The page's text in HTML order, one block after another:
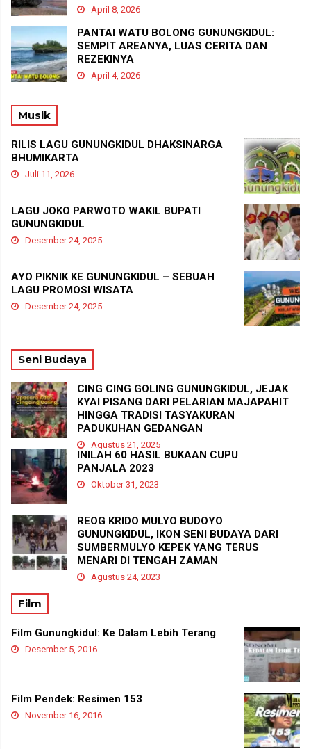
April 8, 2026
PANTAI WATU BOLONG GUNUNGKIDUL:
SEMPIT AREANYA, LUAS CERITA DAN
REZEKINYA
April 4, 2026
Musik
RILIS LAGU GUNUNGKIDUL DHAKSINARGA
BHUMIKARTA
Juli 11, 2026
LAGU JOKO PARWOTO WAKIL BUPATI
GUNUNGKIDUL
Desember 24, 2025
AYO PIKNIK KE GUNUNGKIDUL – SEBUAH
LAGU PROMOSI WISATA
Desember 24, 2025
Seni Budaya
CING CING GOLING GUNUNGKIDUL, JEJAK
KYAI PISANG DARI PELARIAN MAJAPAHIT
HINGGA TRADISI TASYAKURAN
PADUKUHAN GEDANGAN
Agustus 21, 2025
INILAH 60 HASIL BUKAAN CUPU
PANJALA 2023
Oktober 31, 2023
REOG KRIDO MULYO BUDOYO
GUNUNGKIDUL, IKON SENI BUDAYA DARI
SUMBERMULYO KEPEK YANG TERUS
MENARI DI TENGAH ZAMAN
Agustus 24, 2023
Film
Film Gunungkidul: Ke Dalam Lebih Terang
Desember 5, 2016
Film Pendek: Resimen 153
November 16, 2016